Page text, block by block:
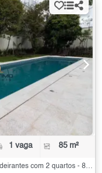
1 vaga 85 m²
Apartamento à Venda na Vila Bandeirantes com 2 quartos - 85 m²